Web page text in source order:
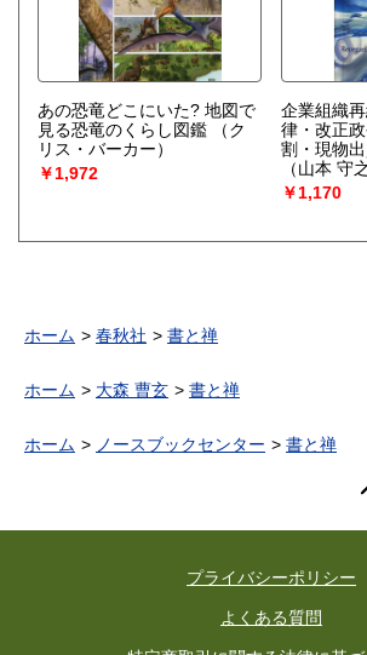
あの恐竜どこにいた? 地図で
見る恐竜のくらし図鑑
（ク
リス・バーカー）
￥1,972
企業組織
律・改正
割・現物
（山本 守之
￥1,170
ホーム 春秋社 書と禅
ホーム 大森 曹玄 書と禅
ホーム ノースブックセンター 書と禅
プライバシーポリシー
よくある質問